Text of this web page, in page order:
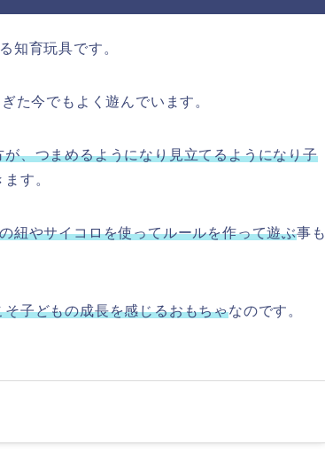
知育玩具です。
た今でもよく遊んでいます。
、つまめるようになり見立てるようになり子
す。
紐やサイコロを使ってルールを作って遊ぶ事も
子どもの成長を感じるおもちゃなのです。